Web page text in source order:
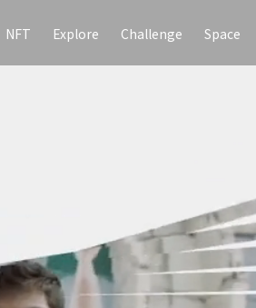
NFT Explore Challenge Space